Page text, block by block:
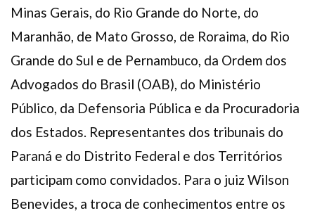
Minas Gerais, do Rio Grande do Norte, do
Maranhão, de Mato Grosso, de Roraima, do Rio
Grande do Sul e de Pernambuco, da Ordem dos
Advogados do Brasil (OAB), do Ministério
Público, da Defensoria Pública e da Procuradoria
dos Estados. Representantes dos tribunais do
Paraná e do Distrito Federal e dos Territórios
participam como convidados. Para o juiz Wilson
Benevides, a troca de conhecimentos entre os